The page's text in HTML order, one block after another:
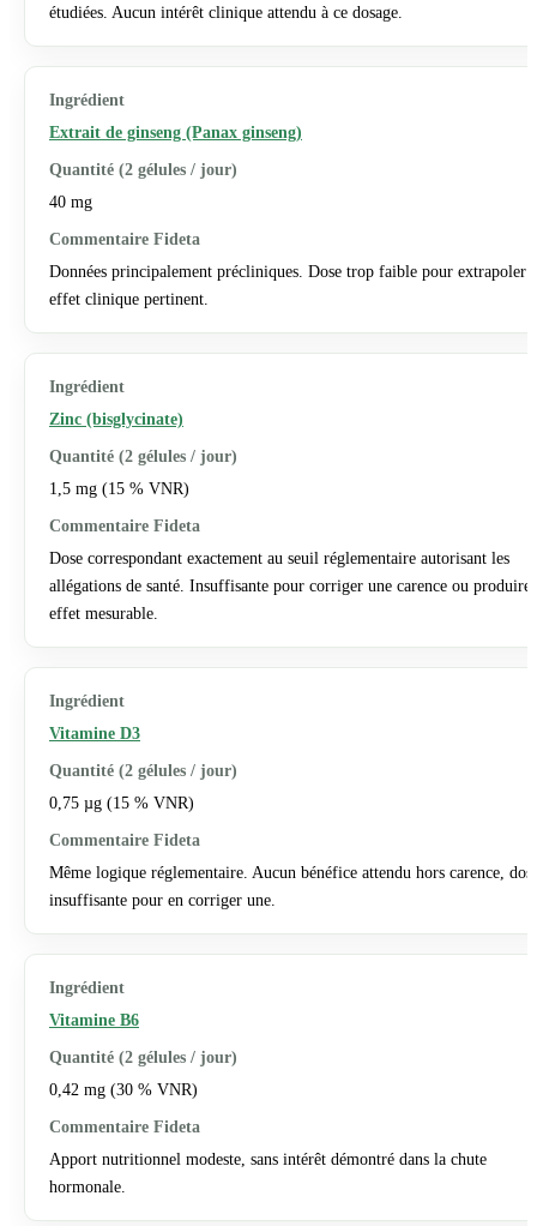
étudiées. Aucun intérêt clinique attendu à ce dosage.
Extrait de ginseng (Panax ginseng)
40 mg
Données principalement précliniques. Dose trop faible pour extrapoler
effet clinique pertinent.
Zinc (bisglycinate)
1,5 mg (15 % VNR)
Dose correspondant exactement au seuil réglementaire autorisant les
allégations de santé. Insuffisante pour corriger une carence ou produire
effet mesurable.
Vitamine D3
0,75 µg (15 % VNR)
Même logique réglementaire. Aucun bénéfice attendu hors carence,
insuffisante pour en corriger une.
Vitamine B6
0,42 mg (30 % VNR)
Apport nutritionnel modeste, sans intérêt démontré dans la chute
hormonale.